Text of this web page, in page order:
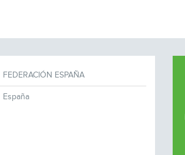
FEDERACIÓN ESPAÑA
España